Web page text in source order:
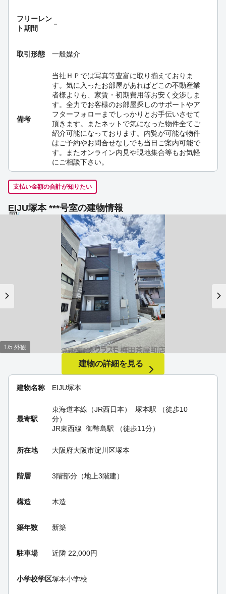
フリーレン
ト期間
－
取引形態 一般媒介
備考
当社ＨＰでは写真等豊富に取り揃えておりま
す。気に入ったお部屋があればどこの不動産業
者様よりも、家賃・初期費用等お安く交渉しま
す。全力でお客様のお部屋探しのサポートやア
フターフォローまでしっかりとお手伝いさせて
頂きます。またネットで気になった物件全てご
紹介可能になっております。内覧が可能な物件
はご予約やお問合せなしでも当日ご案内可能で
す。またオンライン内見や現地集合等もお気軽
にご相談下さい。
支払い金額の合計が知りたい
EIJU塚本 ***号室の建物情報
建物名称 EIJU塚本
最寄駅
東海道本線（JR西日本） 塚本駅 （徒歩10
分）
JR東西線 御幣島駅 （徒歩11分）
所在地 大阪府大阪市淀川区塚本
階層 3階部分（地上3階建）
構造 木造
築年数 新築
駐車場 近隣 22,000円
小学校学区塚本小学校
1/5 外観
建物の詳細を見る